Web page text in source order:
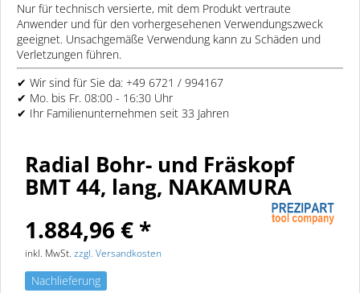
Nur für technisch versierte, mit dem Produkt vertraute
Anwender und für den vorhergesehenen Verwendungszweck
geeignet. Unsachgemäße Verwendung kann zu Schäden und
Verletzungen führen.
✔ Wir sind für Sie da: +49 6721 / 994167
✔ Mo. bis Fr. 08:00 - 16:30 Uhr
✔ Ihr Familienunternehmen seit 33 Jahren
Radial Bohr- und Fräskopf
BMT 44, lang, NAKAMURA
1.884,96 € *
inkl. MwSt. zzgl. Versandkosten
Nachlieferung